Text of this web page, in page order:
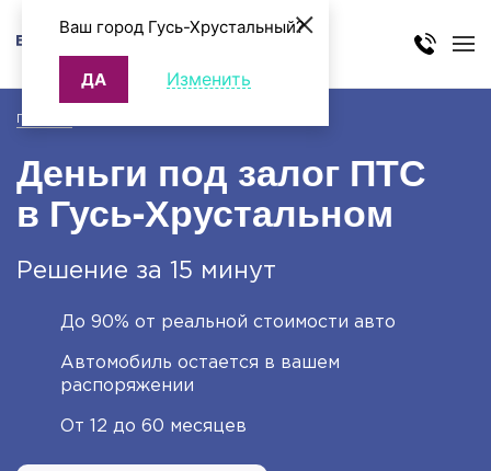
Ваш город Гусь-Хрустальный?
ДА Изменить
Главная
Деньги под залог ПТС
в Гусь-Хрустальном
Решение за 15 минут
До 90% от реальной стоимости авто
Автомобиль остается в вашем
распоряжении
От 12 до 60 месяцев